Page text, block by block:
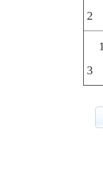
2
1
3